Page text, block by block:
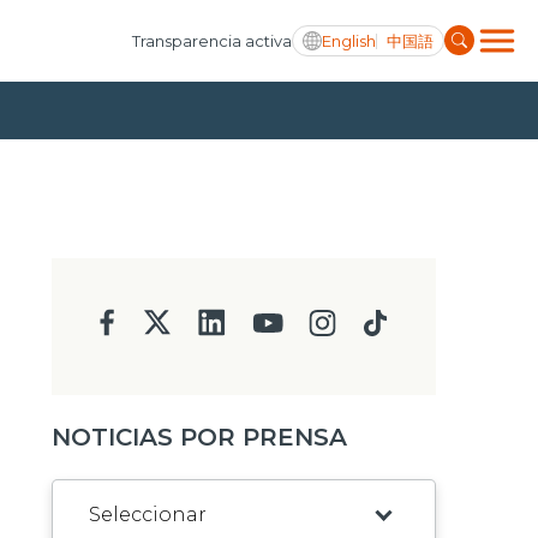
Transparencia activa English 中国語
NOTICIAS POR PRENSA